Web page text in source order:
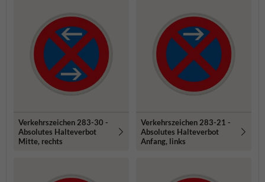
Verkehrszeichen 283-30 -
Absolutes Halteverbot
Mitte, rechts
Verkehrszeichen 283-21 -
Absolutes Halteverbot
Anfang, links